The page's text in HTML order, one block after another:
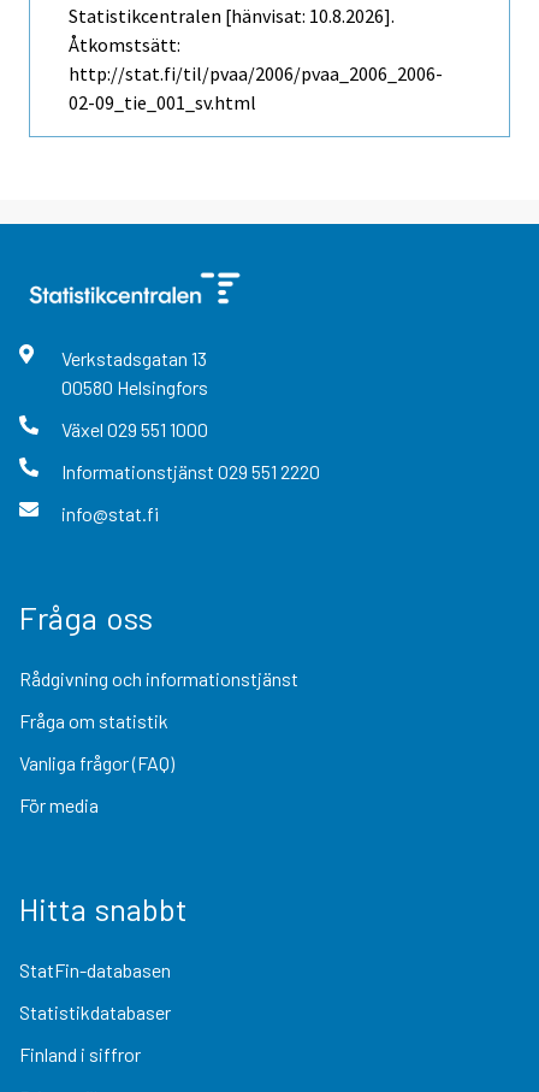
Statistikcentralen [hänvisat: 10.8.2026].
Åtkomstsätt:
http://stat.fi/til/pvaa/2006/pvaa_2006_2006-
02-09_tie_001_sv.html
Verkstadsgatan 13
00580 Helsingfors
Växel 029 551 1000
Informationstjänst 029 551 2220
info@stat.fi
Fråga oss
Rådgivning och informationstjänst
Fråga om statistik
Vanliga frågor (FAQ)
För media
Hitta snabbt
StatFin-databasen
Statistikdatabaser
Finland i siffror